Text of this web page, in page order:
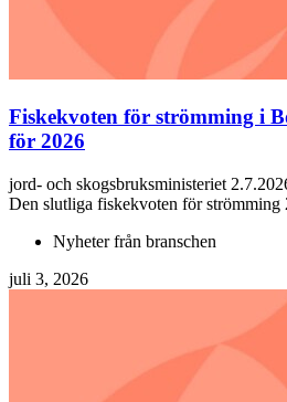
Fiskekvoten för strömming i
för 2026
jord- och skogsbruksministeriet
Den slutliga fiskekvoten för
Nyheter från branschen
juli 3, 2026